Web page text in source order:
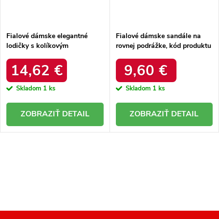
Fialové dámske elegantné
lodičky s kolíkovým
vložkou z eko kože, kód
produktu E396-33D.PU
14,62 €
Skladom 1 ks
DETAIL
Fialové dámske sandále na
rovnej podrážke, kód produktu
9,60 €
Skladom 1 ks
DETAIL
d